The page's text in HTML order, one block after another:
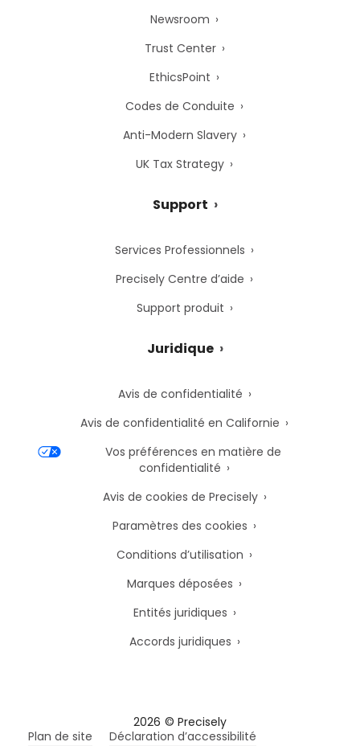
Newsroom
Trust Center
EthicsPoint
Codes de Conduite
Anti-Modern Slavery
UK Tax Strategy
Support
Services Professionnels
Precisely Centre d’aide
Support produit
Juridique
Avis de confidentialité
Avis de confidentialité en Californie
Vos préférences en matière de
confidentialité
Avis de cookies de Precisely
Paramètres des cookies
Conditions d’utilisation
Marques déposées
Entités juridiques
Accords juridiques
2026 © Precisely
Plan de site
Déclaration d’accessibilité